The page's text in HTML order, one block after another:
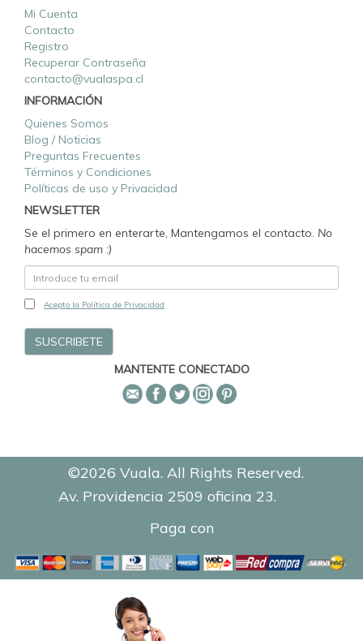
Mi Cuenta
Contacto
Registro
Recuperar Contraseña
contacto@vualaspa.cl
INFORMACIÓN
Quienes Somos
Blog / Noticias
Preguntas Frecuentes
Términos y Condiciones
Políticas de uso y Privacidad
NEWSLETTER
Se el primero en enterarte, Mantengamos el contacto. No
hacemos spam :)
Acepto la Política de Privacidad
MANTENTE CONECTADO
©2026 Vuala. All Rights Reserved.
Av. Providencia 2509 oficina 23.
Paga con